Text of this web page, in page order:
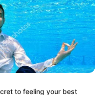
to feeling your best